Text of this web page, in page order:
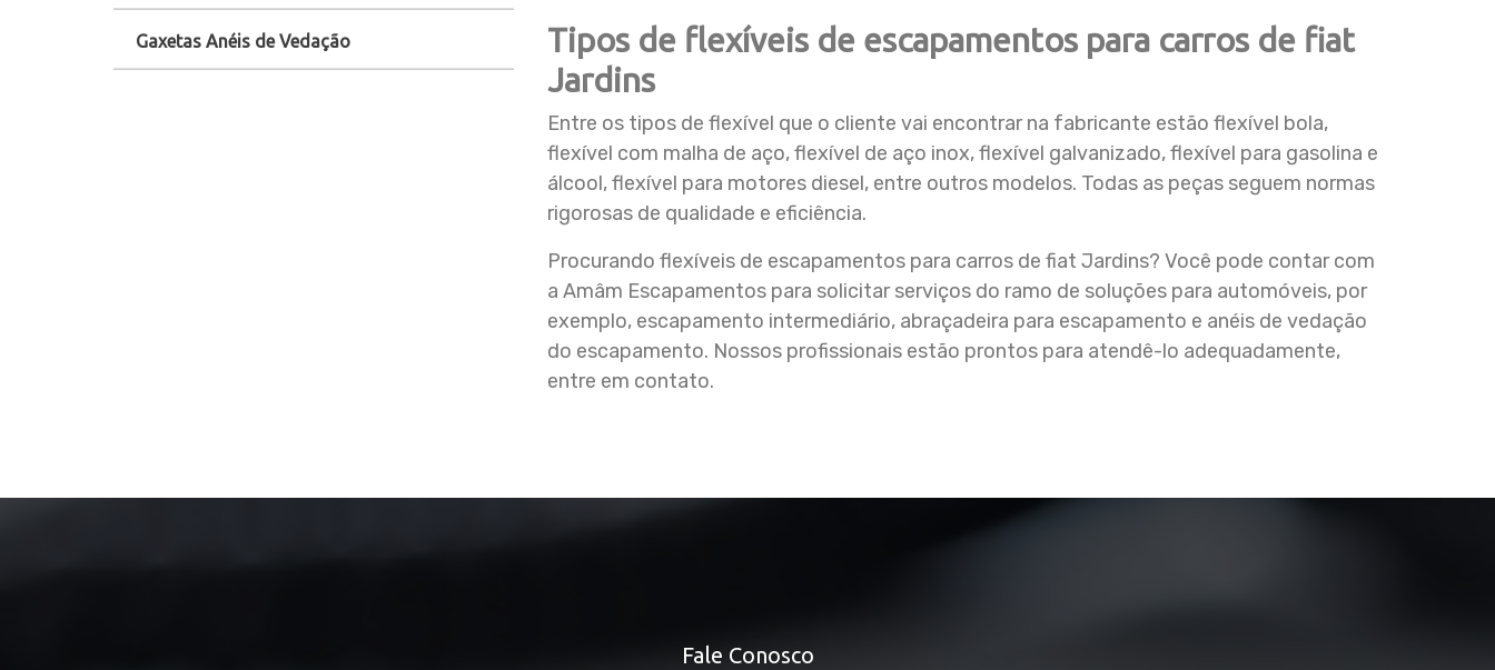
Gaxetas Anéis de Vedação
Tipos de flexíveis de escapamentos para carros de fiat
Jardins
Entre os tipos de flexível que o cliente vai encontrar na fabricante estão flexível bola,
flexível com malha de aço, flexível de aço inox, flexível galvanizado, flexível para gasolina e
álcool, flexível para motores diesel, entre outros modelos. Todas as peças seguem normas
rigorosas de qualidade e eficiência.
Procurando flexíveis de escapamentos para carros de fiat Jardins? Você pode contar com
a Amâm Escapamentos para solicitar serviços do ramo de soluções para automóveis, por
exemplo, escapamento intermediário, abraçadeira para escapamento e anéis de vedação
do escapamento. Nossos profissionais estão prontos para atendê-lo adequadamente,
entre em contato.
Fale Conosco